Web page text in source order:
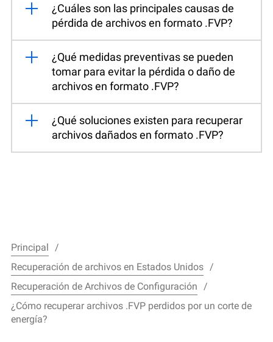
¿Cuáles son las principales causas de
pérdida de archivos en formato .FVP?
¿Qué medidas preventivas se pueden
tomar para evitar la pérdida o daño de
archivos en formato .FVP?
¿Qué soluciones existen para recuperar
archivos dañados en formato .FVP?
Principal
Recuperación de archivos en Estados Unidos
Recuperación de Archivos de Configuración
¿Cómo recuperar archivos .FVP perdidos por un corte de
energía?